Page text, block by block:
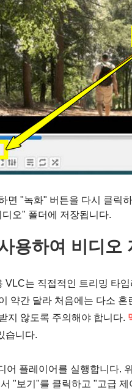
면 "녹화" 버튼을 다시 클릭
오" 폴더에 저장됩니다.
용하여 비디오
는 직접적인 트리밍 타
약간 달라 처음에는 다소
지 않도록 주의해야 합니다.
습니다.
어 플레이어를 실행합니다.
"보기"를 클릭하고 "고급